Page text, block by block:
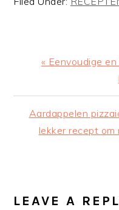
Previous
« Eenvoudige
Next
Post:
Aardappelen
lekker recept om
LEAVE A